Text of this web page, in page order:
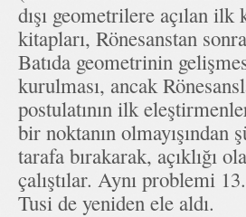
dışı geometrilere açılan
kitapları, Rönesanstan
Batıda geometrinin
kurulması, ancak
postulatının ilk
bir noktanın olmayışından
tarafa bırakarak, açıklığı
çalıştılar. Aynı problemi
Tusi de yeniden ele aldı.